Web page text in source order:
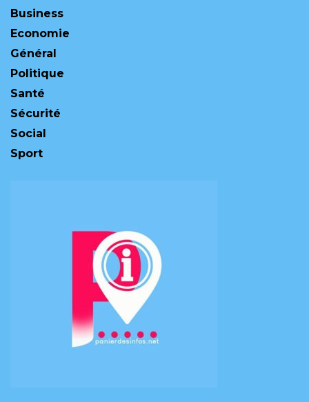
Business
Economie
Général
Politique
Santé
Sécurité
Social
Sport